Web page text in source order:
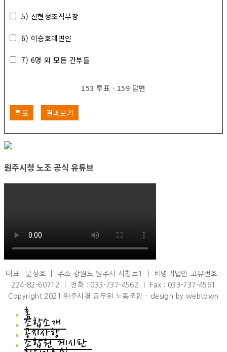
5) 신현정조직부장
6) 이승호대변인
7) 6명 외 모든 간부들
153 투표 · 159 답변
투표 결과보기
원주시청 노조 공식 유튜브
대표 : 문성호 ㅣ 주소 강원도 원주시 시청로1 ㅣ 비영리법인 고유번호 :
224-82-60712 ㅣ 전화 : 033-737-4562 ㅣ Fax : 033-737-4561
Copyright 2021 원주시청 공무원 노동조합 – design by webtown
홈
조합소개
조합소개
인사말
공지사항
공지사항
조합원 게시판